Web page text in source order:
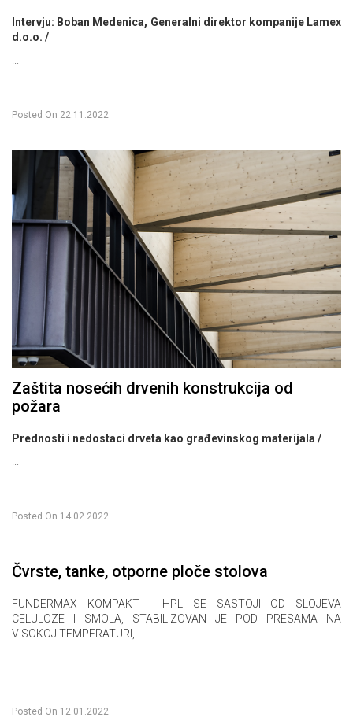
Posted On 22.11.2022
Intervju: Boban Medenica, Generalni direktor kompanije Lamex
d.o.o. /
Posted On 14.02.2022
Zaštita nosećih drvenih konstrukcija od
požara
Prednosti i nedostaci drveta kao građevinskog materijala /
Posted On 12.01.2022
Čvrste, tanke, otporne ploče stolova
FUNDERMAX KOMPAKT - HPL SE SASTOJI OD SLOJEVA
CELULOZE I SMOLA, STABILIZOVAN JE POD PRESAMA NA
VISOKOJ TEMPERATURI,